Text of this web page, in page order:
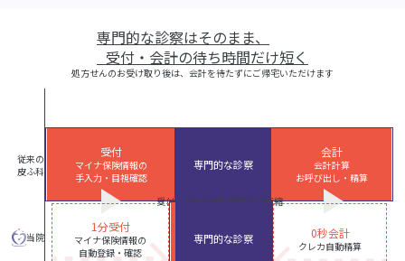
専門的な診察はそのまま、
受付・会計の待ち時間だけ短く
処方せんのお受け取り後は、会計を待たずにご帰宅いただけます
従来の
皮ふ科
当院
受付
マイナ保険情報の
手入力・目視確認
専門的な診察
会計
会計計算
お呼び出し・精算
play_arrow 受付・会計の待ち時間だけ短縮 play_arrow
1分受付
マイナ保険情報の
自動登録・確認
専門的な診察 0秒会計
クレカ自動精算